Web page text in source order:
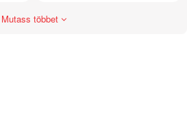
Mutass többet